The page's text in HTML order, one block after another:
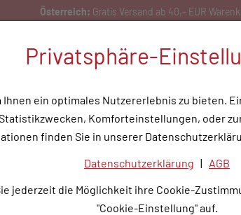
Medizinische Hilfsmittel Tipps & Wissen
Privatsphäre-
ein optimales Nutzererlebnis zu bieten.
Komforteinstellungen, oder
finden Sie in unserer
Datenschutzerklärung | AGB
jederzeit die Möglichkeit ihre Cookie-
"Cookie-Einstellung" auf.